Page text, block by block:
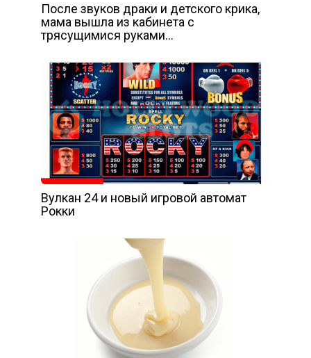
После звуков драки и детского крика,
мама вышла из кабинета с
трясущимися руками…
Вулкан 24 и новый игровой автомат
Рокки